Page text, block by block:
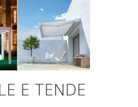
E TENDE